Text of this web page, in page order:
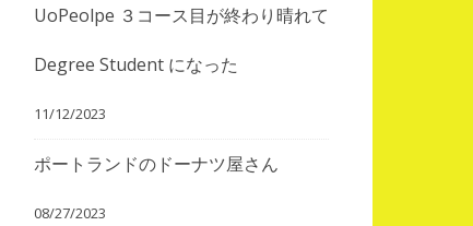
UoPeolpe ３コース目が終わり晴れて
Degree Student になった
11/12/2023
ポートランドのドーナツ屋さん
08/27/2023